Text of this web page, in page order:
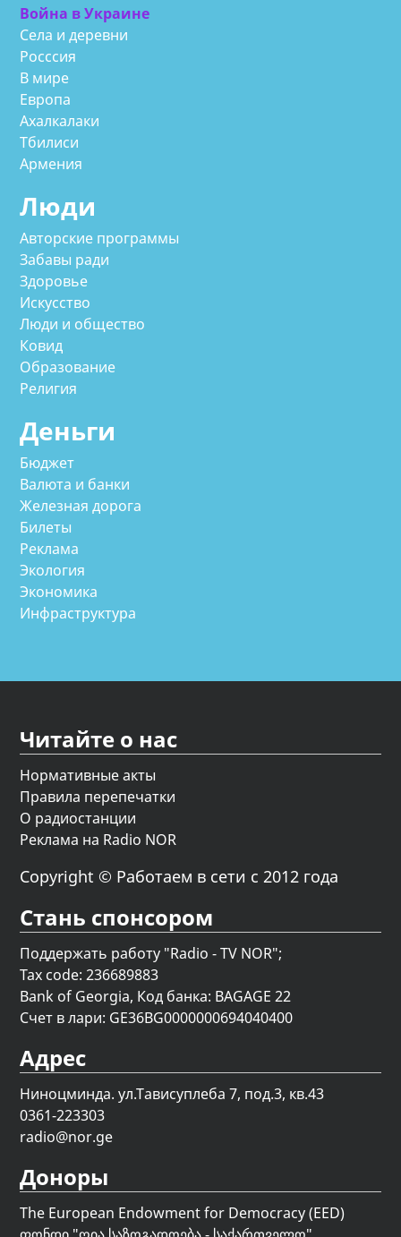
Война в Украине
Села и деревни
Росссия
В мире
Европа
Ахалкалаки
Тбилиси
Армения
Люди
Авторские программы
Забавы ради
Здоровье
Искусство
Люди и общество
Ковид
Образование
Религия
Деньги
Бюджет
Валюта и банки
Железная дорога
Билеты
Реклама
Экология
Экономика
Инфраструктура
Читайте о нас
Нормативные акты
Правила перепечатки
О радиостанции
Реклама на Radio NOR
Copyright © Работаем в сети с 2012 года
Стань спонсором
Поддержать работу "Radio - TV NOR";
Tax code: 236689883
Bank of Georgia, Код банка: BAGAGE 22
Счет в лари: GE36BG0000000694040400
Адрес
Ниноцминда. ул.Тависуплеба 7, под.3, кв.43
0361-223303
radio@nor.ge
Доноры
The European Endowment for Democracy (EED)